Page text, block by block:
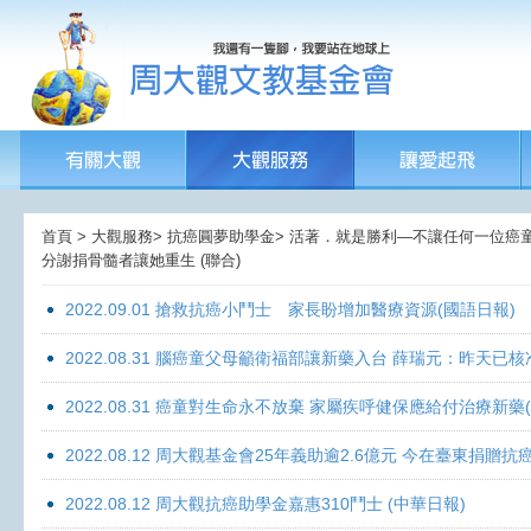
首頁 > 大觀服務> 抗癌圓夢助學金> 活著．就是勝利—不讓任何一位癌
分謝捐骨髓者讓她重生 (聯合)
2022.09.01 搶救抗癌小鬥士 家長盼增加醫療資源(國語日報)
2022.08.31 腦癌童父母籲衛福部讓新藥入台 薛瑞元：昨天已
2022.08.31 癌童對生命永不放棄 家屬疾呼健保應給付治療新藥
2022.08.12 周大觀基金會25年義助逾2.6億元 今在臺東捐贈抗
2022.08.12 周大觀抗癌助學金嘉惠310鬥士 (中華日報)